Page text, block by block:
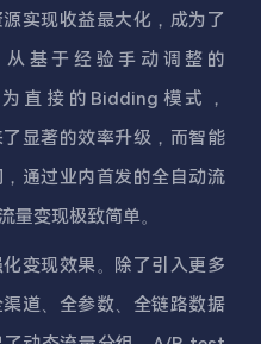
实现收益最大化，成为了
基于经验手动调整的
直接的Bidding模式，
显著的效率升级，而智能
通过业内首发的全自动流
量变现极致简单。
变现效果。除了引入更多
道、全参数、全链路数据